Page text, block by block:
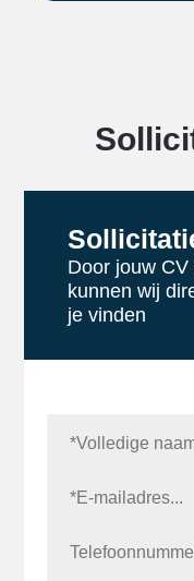
Door jouw CV
kunnen wij
je vinden